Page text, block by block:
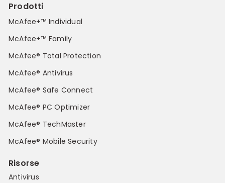
Prodotti
McAfee+™ Individual
McAfee+™ Family
McAfee® Total Protection
McAfee® Antivirus
McAfee® Safe Connect
McAfee® PC Optimizer
McAfee® TechMaster
McAfee® Mobile Security
Risorse
Antivirus